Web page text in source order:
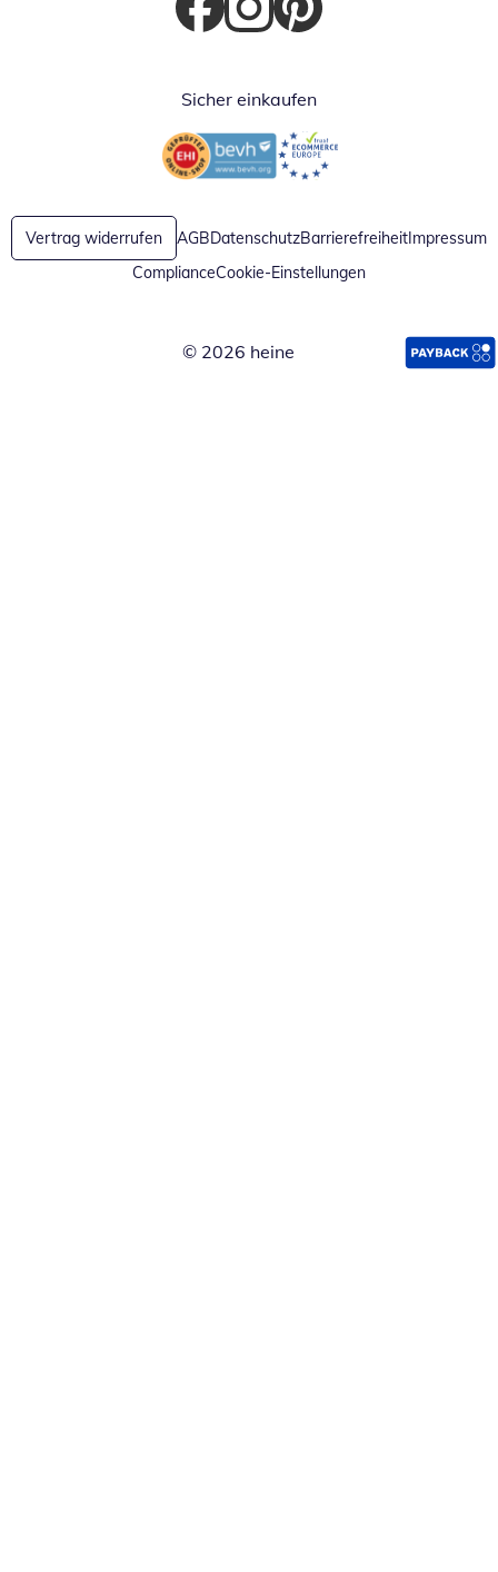
Öffnet in neuem Fenster
Öffnet in neuem Fenster
Öffnet in neuem Fenster
Sicher einkaufen
Öffnet in neuem FensterÖffnet in neuem Fenster
Vertrag widerrufen AGBDatenschutzBarrierefreiheitImpressum
ComplianceCookie-Einstellungen
© 2026 heine